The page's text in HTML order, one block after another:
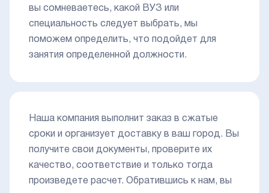
вы сомневаетесь, какой ВУЗ или
специальность следует выбрать, мы
поможем определить, что подойдет для
занятия определенной должности.
Наша компания выполнит заказ в сжатые
сроки и организует доставку в ваш город. Вы
получите свои документы, проверите их
качество, соответствие и только тогда
произведете расчет. Обратившись к нам, вы